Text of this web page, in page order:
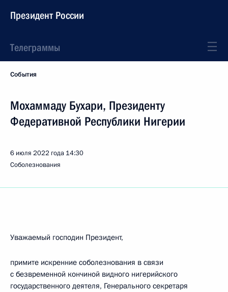
Президент России
Телеграммы
События
Мохаммаду Бухари, Президенту
Федеративной Республики Нигерии
6 июля 2022 года 14:30
Соболезнования
Уважаемый господин Президент,
примите искренние соболезнования в связи
с безвременной кончиной видного нигерийского
государственного деятеля, Генерального секретаря